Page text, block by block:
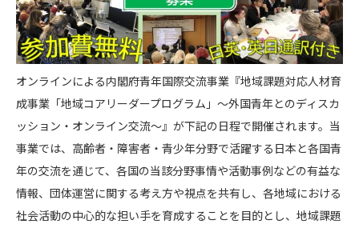
オンラインによる内閣府青年国際交流事業『地域課題対応人材育
成事業「地域コアリーダープログラム」～外国青年とのディスカ
ッション・オンライン交流～』が下記の日程で開催されます。当
事業では、高齢者・障害者・青少年分野で活躍する日本と各国青
年の交流を通じて、各国の当該分野事情や活動事例などの有益な
情報、団体運営に関する考え方や視点を共有し、各地域における
社会活動の中心的な担い手を育成することを目的とし、地域課題